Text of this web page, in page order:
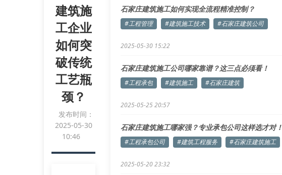
建筑施
工企业
如何突
破传统
工艺瓶
颈？
发布时间：
2025-05-30
10:46
石家庄建筑施工如何实现全流程精准控制？
#工程管理 #建筑施工技术 #石家庄建筑公司
2025-05-30 15:22
石家庄建筑施工公司哪家靠谱？这三点必须看！
#工程承包 #建筑施工 #石家庄建筑
2025-05-25 20:57
石家庄建筑施工哪家强？专业承包公司这样选才对！
#工程承包公司 #建筑工程服务 #石家庄建筑施工
2025-05-20 23:32